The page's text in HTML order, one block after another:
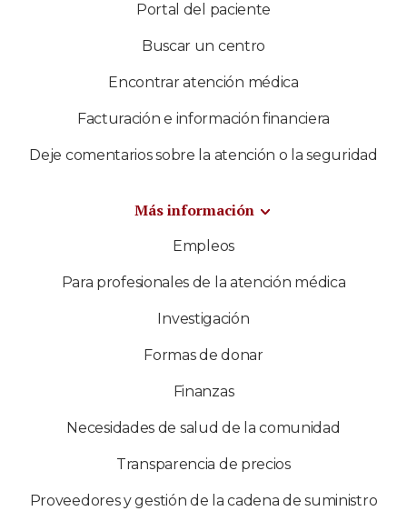
Portal del paciente
Buscar un centro
Encontrar atención médica
Facturación e información financiera
Deje comentarios sobre la atención o la seguridad
Más información
Empleos
Para profesionales de la atención médica
Investigación
Formas de donar
Finanzas
Necesidades de salud de la comunidad
Transparencia de precios
Proveedores y gestión de la cadena de suministro